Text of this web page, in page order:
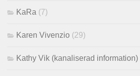
KaRa (7)
Karen Vivenzio (29)
Kathy Vik (kanaliserad information)